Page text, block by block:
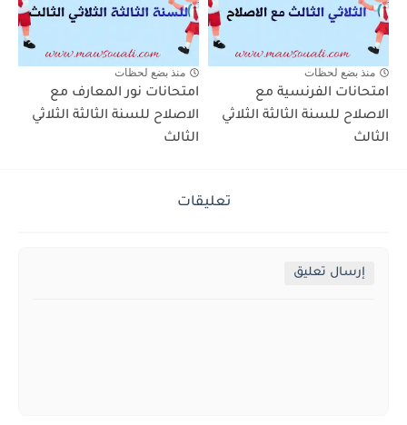
منذ بضع لحظات
امتحانات الفرنسية مع
الاصلاح للسنة الثالثة الثلاثي
الثالث
منذ بضع لحظات
امتحانات نور المعارف مع
الاصلاح للسنة الثالثة الثلاثي
الثالث
تعليقات
إرسال تعليق